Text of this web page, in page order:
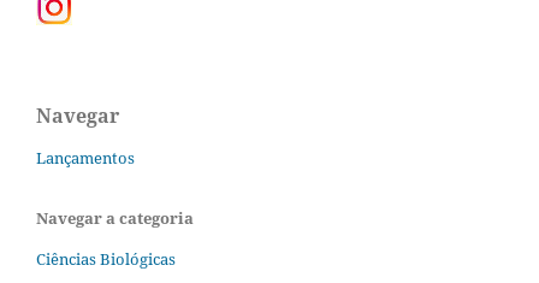
Navegar
Lançamentos
Navegar a categoria
Ciências Biológicas